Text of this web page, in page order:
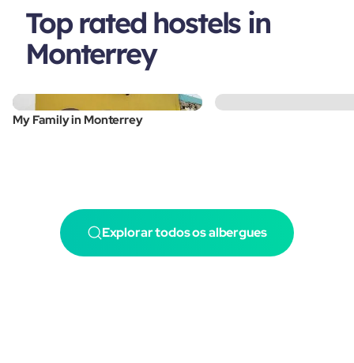
Top rated hostels in
Monterrey
My Family in Monterrey
Explorar todos os albergues